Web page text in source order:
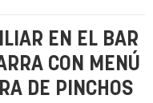
EN EL BAR
CON MENÚ
DE PINCHOS